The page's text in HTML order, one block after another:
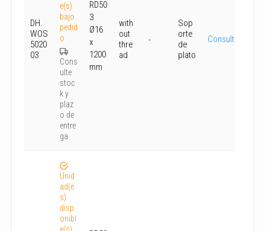
DH.
WOS
5020
03
e(s)
bajo
pedid
o
Cons
ulte
stoc
k y
plaz
o de
entre
ga
RD50
3
Ø16
x
1200
mm
with
out
thre
ad
-
Sop
orte
de
plato
Consultar
Unid
ad(e
s)
disp
onibl